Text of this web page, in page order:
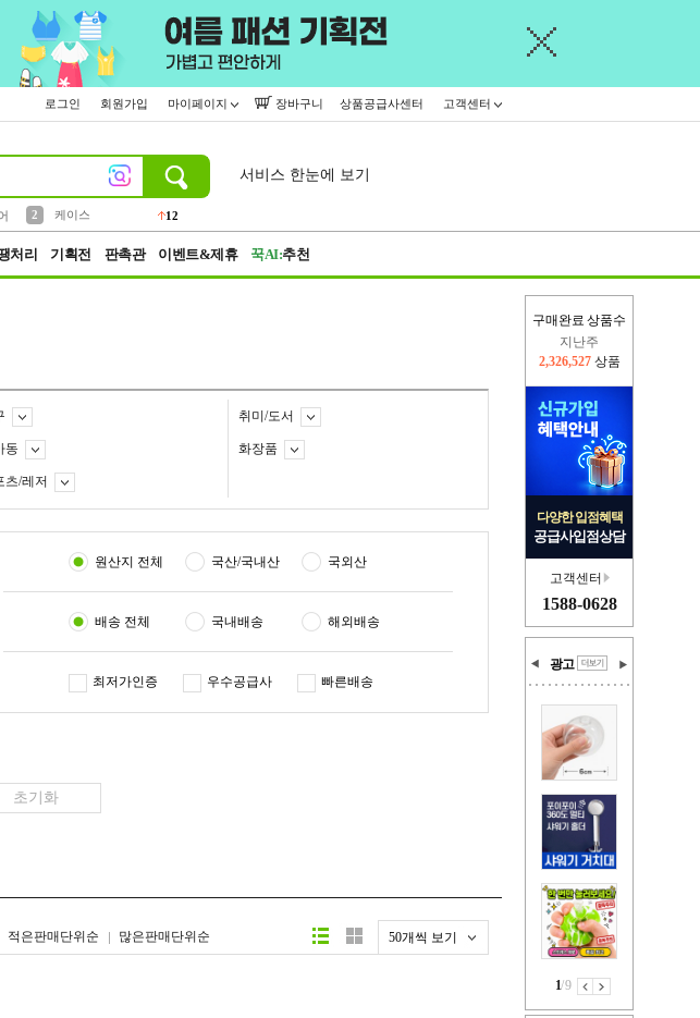
로그인 회원가입 마이페이지 장바구니 상품공급사센터 고객센터
2
케이스
12
서비스 한눈에 보기
처리 기획전 판촉관 이벤트&제휴 꾹AI:추천
구매완료 상품수
이번주
2,257,543 상품
다양한 입점혜택
공급사입점상담
고객센터
1588-0628
광고
1/9
취미/도서
동 화장품
츠/레저
원산지 전체 국산/국내산 국외산
배송 전체 국내배송 해외배송
최저가인증 우수공급사 빠른배송
적은판매단위순 많은판매단위순 50개씩 보기